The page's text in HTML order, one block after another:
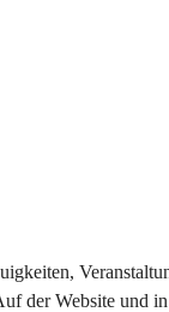
der Website und